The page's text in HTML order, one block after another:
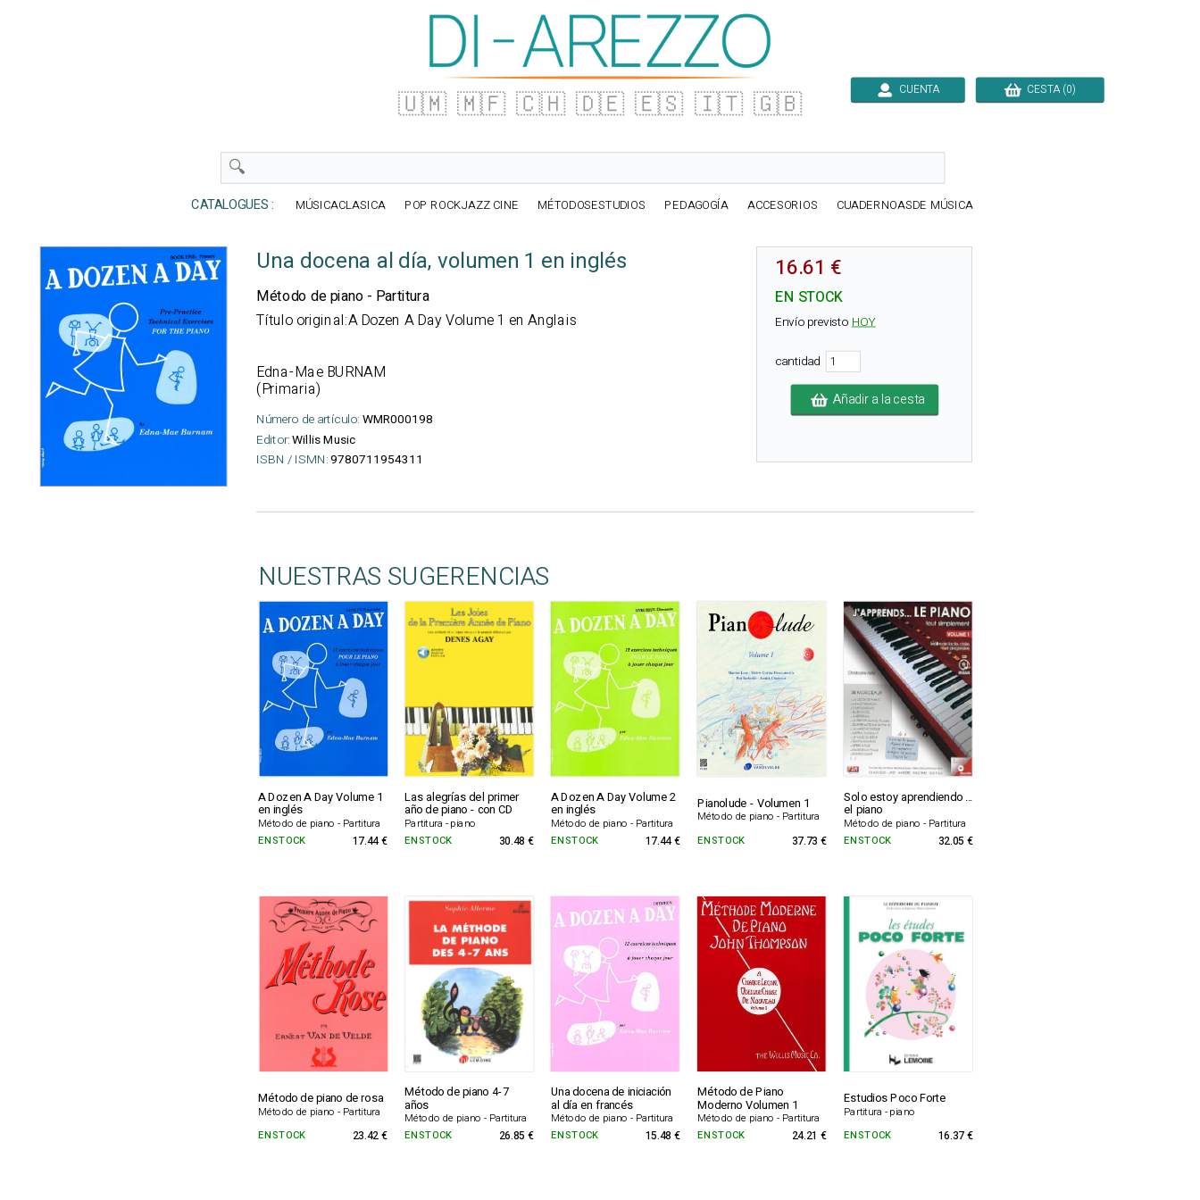
🇺🇲 🇲🇫 🇨🇭 🇩🇪 🇪🇸 🇮🇹 🇬🇧 CUENTA CESTA (0)
CATALOGUES : MÚSICACLASICA POP ROCKJAZZ CINE MÉTODOSESTUDIOS PEDAGOGÍA ACCESORIOS CUADERNOASDE MÚSICA
Una docena al día, volumen 1 en inglés
Método de piano - Partitura
Título original:A Dozen A Day Volume 1 en Anglais
Edna-Mae BURNAM
(Primaria)
Número de artículo: WMR000198
Editor:Willis Music
ISBN / ISMN:9780711954311
16.61 €
EN STOCK
Envío previstoHOY
cantidad
Añadir a la cesta
NUESTRAS SUGERENCIAS
A Dozen A Day Volume 1
en inglés
Método de piano - Partitura
Las alegrías del primer
año de piano - con CD
Partitura - piano
A Dozen A Day Volume 2
en inglés
Método de piano - Partitura
Pianolude - Volumen 1
Método de piano - Partitura
Solo estoy aprendiendo ...
el piano
Método de piano - Partitura
EN STOCK 17.44 € EN STOCK 30.48 € EN STOCK 17.44 € EN STOCK 37.73 € EN STOCK 32.05 €
Método de piano de rosa
Método de piano - Partitura
Método de piano 4-7
años
Método de piano - Partitura
Una docena de iniciación
al día en francés
Método de piano - Partitura
Método de Piano
Moderno Volumen 1
Método de piano - Partitura
Estudios Poco Forte
Partitura - piano
EN STOCK 23.42 € EN STOCK 26.85 € EN STOCK 15.48 € EN STOCK 24.21 € EN STOCK 16.37 €